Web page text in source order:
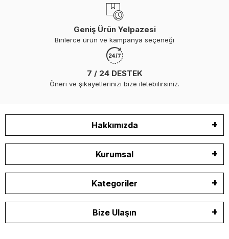
Geniş Ürün Yelpazesi
Binlerce ürün ve kampanya seçeneği
7 / 24 DESTEK
Öneri ve şikayetlerinizi bize iletebilirsiniz.
Hakkımızda
Kurumsal
Kategoriler
Bize Ulaşın